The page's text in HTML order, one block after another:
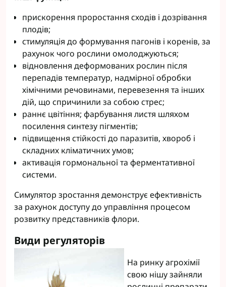
прискорення проростання сходів і дозрівання
плодів;
стимуляція до формування пагонів і коренів, за
рахунок чого рослини омолоджуються;
відновлення деформованих рослин після
перепадів температур, надмірної обробки
хімічними речовинами, перевезення та інших
дій, що спричинили за собою стрес;
раннє цвітіння; фарбування листя шляхом
посилення синтезу пігментів;
підвищення стійкості до паразитів, хвороб і
складних кліматичних умов;
активація гормональної та ферментативної
системи.
Симулятор зростання демонструє ефективність
за рахунок доступу до управління процесом
розвитку представників флори.
Види регуляторів
На ринку агрохімії
свою нішу зайняли